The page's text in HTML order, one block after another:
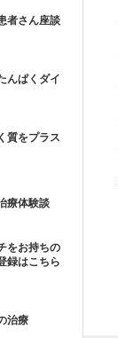
者さん座談
んぱくダイ
質をプラス
療体験談
をお持ちの
録はこちら
治療